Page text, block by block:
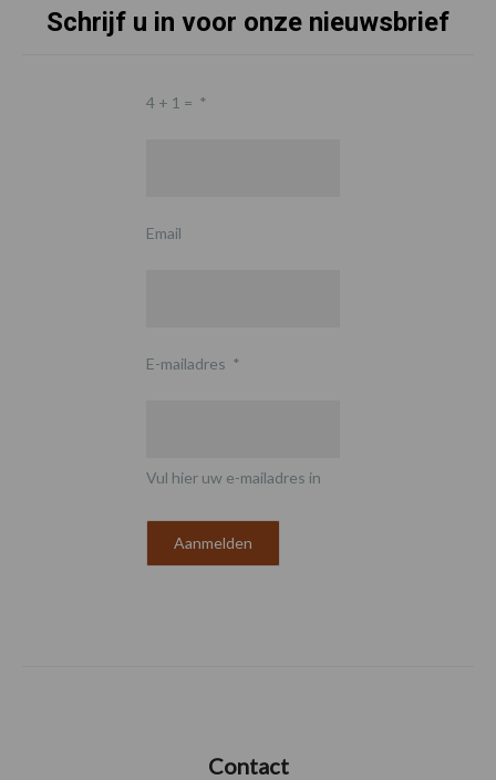
Schrijf u in voor onze nieuwsbrief
4 + 1 = *
Email
E-mailadres *
Vul hier uw e-mailadres in
Contact